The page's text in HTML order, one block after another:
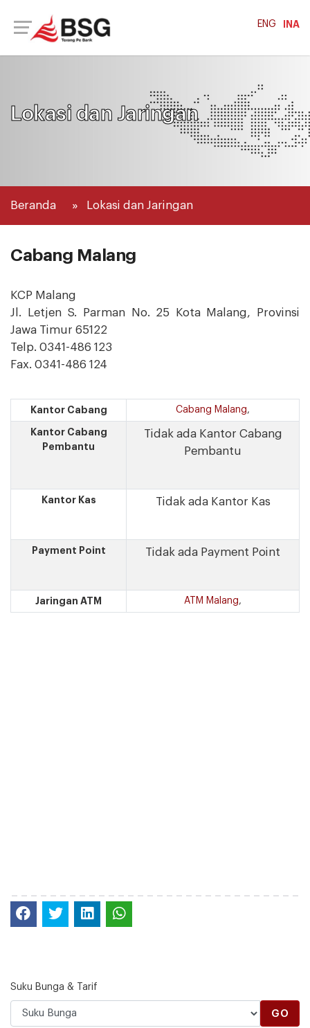
INA
ENG
Lokasi dan Jaringan
Beranda Lokasi dan Jaringan
Cabang Malang
KCP Malang
Jl. Letjen S. Parman No. 25 Kota Malang, Provinsi
Jawa Timur 65122
Telp. 0341-486 123
Fax. 0341-486 124
Kantor Cabang Cabang Malang,
Kantor Cabang
Pembantu
Tidak ada Kantor Cabang
Pembantu
Kantor Kas Tidak ada Kantor Kas
Payment Point Tidak ada Payment Point
Jaringan ATM ATM Malang,
Suku Bunga & Tarif
GO